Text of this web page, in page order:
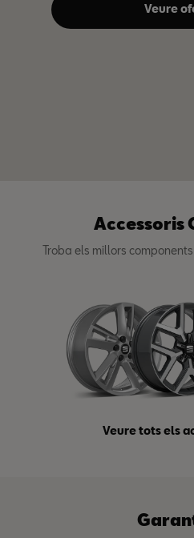
Veure
Accessoris
Troba els millors
Veure tots els